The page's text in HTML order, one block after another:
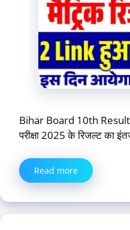
Bihar Board 10th Result
परीक्षा 2025 के रिजल्ट का
Read more